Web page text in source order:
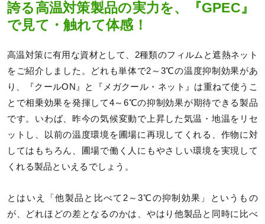
誇る高温対策製品の実力を、『GPEC』
で見て・触れて体感！
高温対策に有用な資材として、2種類のフィルムと遮熱ネット
をご紹介しました。どれも単体で2～3℃の温度抑制効果があ
り、『クールON』と『メガクール・ネット』は重ねて使うこ
とで相乗効果を発揮して4～6℃の抑制効果が期待できる製品
です。いわば、昨今の気候変動で上昇した気温・地温をリセ
ットし、以前の温度環境を圃場に再現してくれる、作物に対
してはもちろん、圃場で働く人にもやさしい環境を実現して
くれる製品といえるでしょう。
とはいえ「他製品と比べて2～3℃の抑制効果」というもの
が、どれほどの差となるのかは、やはり他製品と同時に比べ